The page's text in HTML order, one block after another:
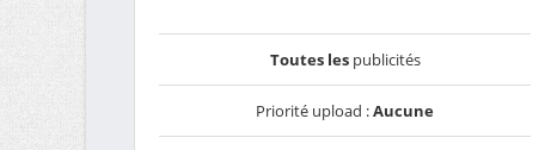
Toutes lespublicités
Priorité upload :Aucune